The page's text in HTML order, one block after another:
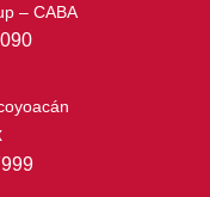
– CABA